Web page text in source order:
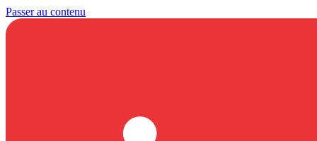
Passer au contenu